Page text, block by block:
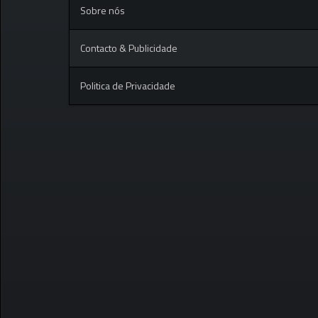
Sobre nós
Contacto & Publicidade
Politica de Privacidade